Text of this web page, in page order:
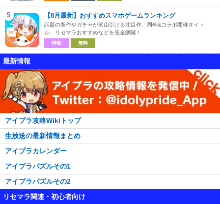
5 【8月最新】おすすめスマホゲームランキング
話題の新作やガチャが沢山引ける注目作、周年&コラボ開催タイト
ル、リセマラおすすめなどを完全網羅！
特集 無料
最新情報
アイプラ攻略Wikiトップ
生放送の最新情報まとめ
アイプラカレンダー
アイプラパズルその1
アイプラパズルその2
リセマラ関連・初心者向け